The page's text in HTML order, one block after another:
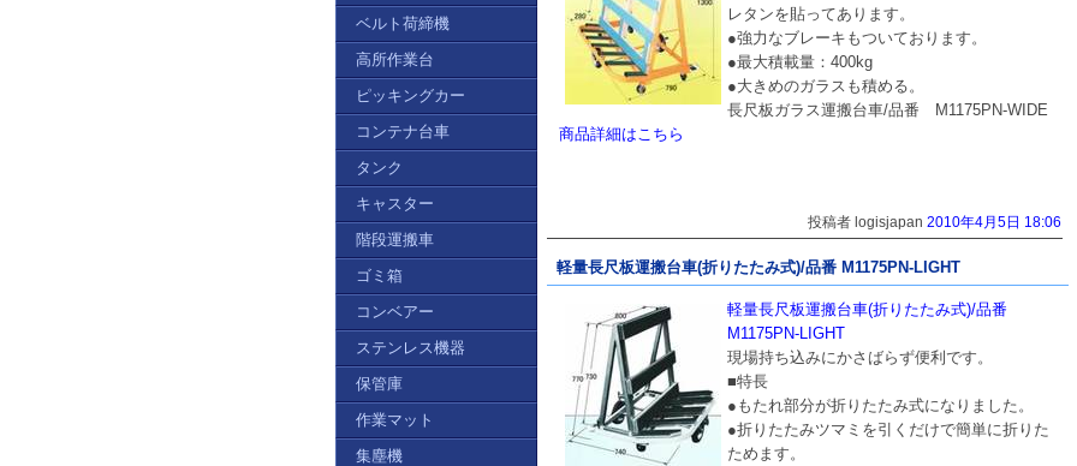
レタンを貼ってあります。
●強力なブレーキもついております。
●最大積載量：400kg
●大きめのガラスも積める。
長尺板ガラス運搬台車/品番 M1175PN-WIDE
商品詳細はこちら
投稿者 logisjapan 2010年4月5日 18:06
軽量長尺板運搬台車(折りたたみ式)/品番 M1175PN-LIGHT
軽量長尺板運搬台車(折りたたみ式)/品番
M1175PN-LIGHT
現場持ち込みにかさばらず便利です。
■特長
●もたれ部分が折りたたみ式になりました。
●折りたたみツマミを引くだけで簡単に折りた
ためます。
ベルト荷締機
高所作業台
ピッキングカー
コンテナ台車
タンク
キャスター
階段運搬車
ゴミ箱
コンベアー
ステンレス機器
保管庫
作業マット
集塵機